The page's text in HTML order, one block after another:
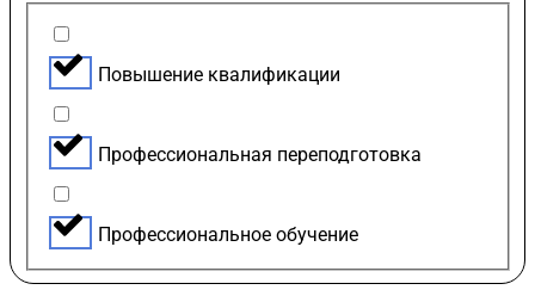
Повышение квалификации
Профессиональная переподготовка
Профессиональное обучение